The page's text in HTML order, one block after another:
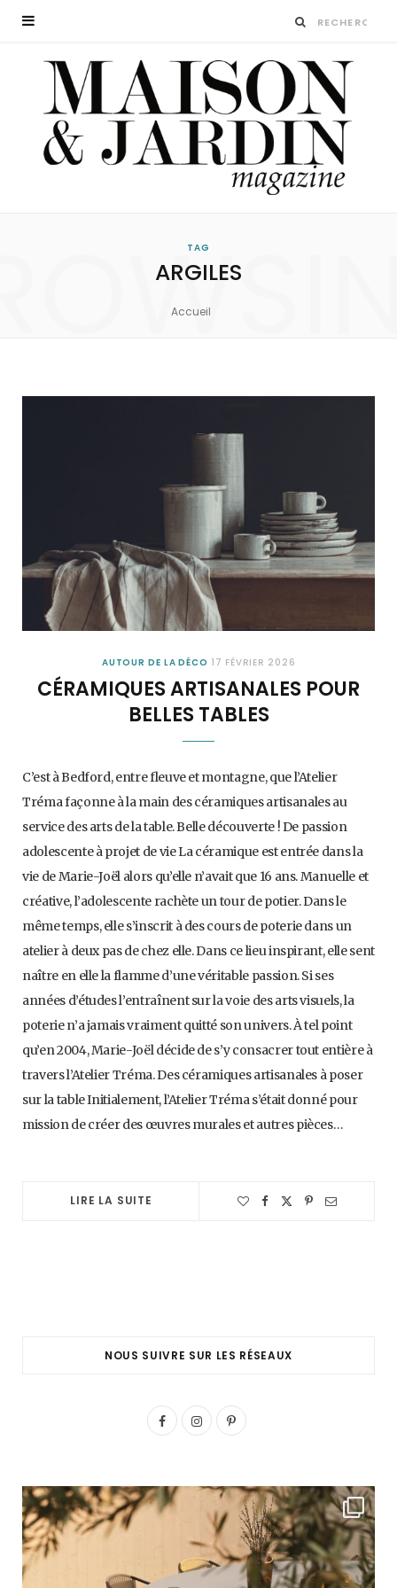
TAG
ARGILES
Accueil
AUTOUR DE LA DÉCO 17 FÉVRIER 2026
CÉRAMIQUES ARTISANALES POUR
BELLES TABLES
C’est à Bedford, entre fleuve et montagne, que l’Atelier
Tréma façonne à la main des céramiques artisanales au
service des arts de la table. Belle découverte ! De passion
adolescente à projet de vie La céramique est entrée dans la
vie de Marie-Joël alors qu’elle n’avait que 16 ans. Manuelle et
créative, l’adolescente rachète un tour de potier. Dans le
même temps, elle s’inscrit à des cours de poterie dans un
atelier à deux pas de chez elle. Dans ce lieu inspirant, elle sent
naître en elle la flamme d’une véritable passion. Si ses
années d’études l’entraînent sur la voie des arts visuels, la
poterie n’a jamais vraiment quitté son univers. À tel point
qu’en 2004, Marie-Joël décide de s’y consacrer tout entière à
travers l’Atelier Tréma. Des céramiques artisanales à poser
sur la table Initialement, l’Atelier Tréma s’était donné pour
mission de créer des œuvres murales et autres pièces…
LIRE LA SUITE
NOUS SUIVRE SUR LES RÉSEAUX
F
e
I
a
g
P
e
r